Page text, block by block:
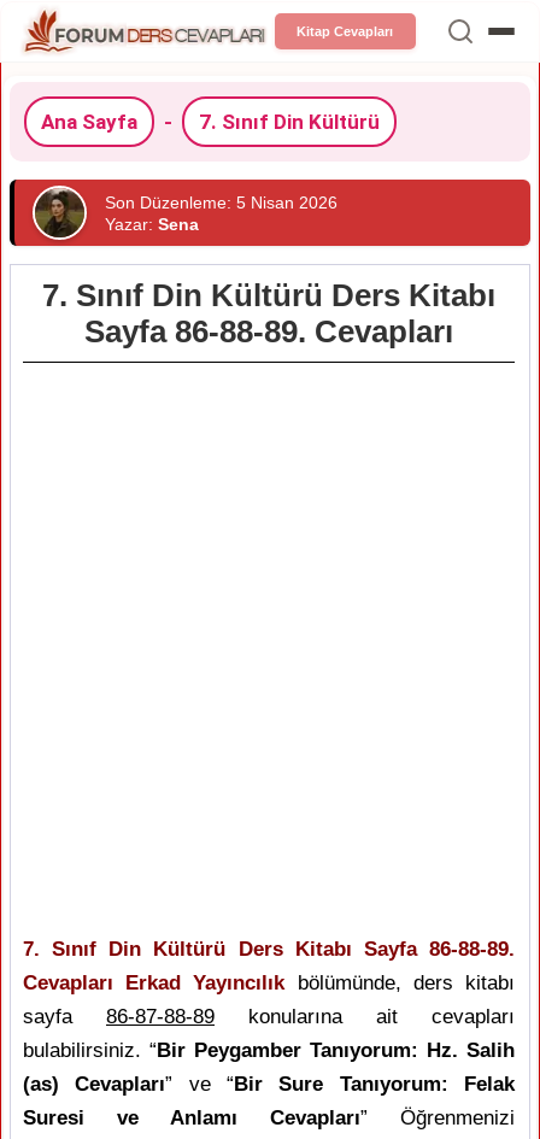
Kitap Cevapları
Ana Sayfa - 7. Sınıf Din Kültürü
Son Düzenleme: 5 Nisan 2026
Yazar: Sena
7. Sınıf Din Kültürü Ders Kitabı
Sayfa 86-88-89. Cevapları
7. Sınıf Din Kültürü Ders Kitabı Sayfa 86-88-89.
Cevapları Erkad Yayıncılıkbölümünde, ders kitabı
sayfa 86-87-88-89 konularına ait cevapları
bulabilirsiniz. “Bir Peygamber Tanıyorum: Hz. Salih
(as) Cevapları” ve “Bir Sure Tanıyorum: Felak
Suresi ve Anlamı Cevapları” Öğrenmenizi